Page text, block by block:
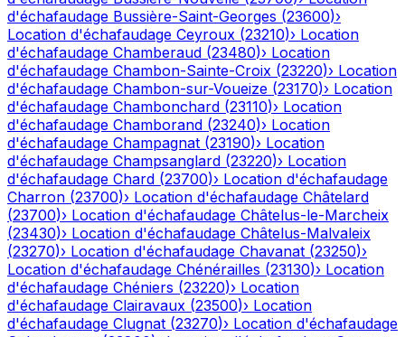
d'échafaudage Bussière-Saint-Georges (23600)›
Location d'échafaudage Ceyroux (23210)› Location
d'échafaudage Chamberaud (23480)› Location
d'échafaudage Chambon-Sainte-Croix (23220)› Location
d'échafaudage Chambon-sur-Voueize (23170)› Location
d'échafaudage Chambonchard (23110)› Location
d'échafaudage Chamborand (23240)› Location
d'échafaudage Champagnat (23190)› Location
d'échafaudage Champsanglard (23220)› Location
d'échafaudage Chard (23700)› Location d'échafaudage
Charron (23700)› Location d'échafaudage Châtelard
(23700)› Location d'échafaudage Châtelus-le-Marcheix
(23430)› Location d'échafaudage Châtelus-Malvaleix
(23270)› Location d'échafaudage Chavanat (23250)›
Location d'échafaudage Chénérailles (23130)› Location
d'échafaudage Chéniers (23220)› Location
d'échafaudage Clairavaux (23500)› Location
d'échafaudage Clugnat (23270)› Location d'échafaudage